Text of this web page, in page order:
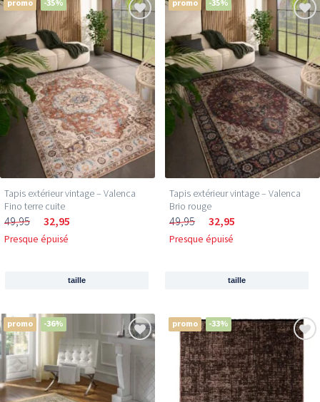
promo -35%
Tapis extérieur vintage – Valenca
Fino terre cuite
49,95 32,95
Presque épuisé
taille
promo -35%
Tapis extérieur vintage – Valenca
Brio rouge
49,95 32,95
Presque épuisé
taille
promo -36% promo -33%